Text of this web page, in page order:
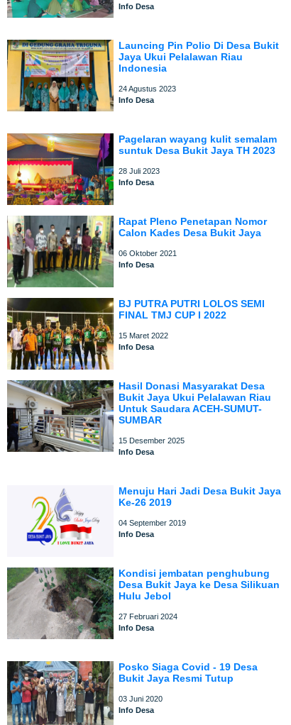
Info Desa
Launcing Pin Polio Di Desa Bukit
Jaya Ukui Pelalawan Riau
Indonesia
24 Agustus 2023
Info Desa
Pagelaran wayang kulit semalam
suntuk Desa Bukit Jaya TH 2023
28 Juli 2023
Info Desa
Rapat Pleno Penetapan Nomor
Calon Kades Desa Bukit Jaya
06 Oktober 2021
Info Desa
BJ PUTRA PUTRI LOLOS SEMI
FINAL TMJ CUP I 2022
15 Maret 2022
Info Desa
Hasil Donasi Masyarakat Desa
Bukit Jaya Ukui Pelalawan Riau
Untuk Saudara ACEH-SUMUT-
SUMBAR
15 Desember 2025
Info Desa
Menuju Hari Jadi Desa Bukit Jaya
Ke-26 2019
04 September 2019
Info Desa
Kondisi jembatan penghubung
Desa Bukit Jaya ke Desa Silikuan
Hulu Jebol
27 Februari 2024
Info Desa
Posko Siaga Covid - 19 Desa
Bukit Jaya Resmi Tutup
03 Juni 2020
Info Desa